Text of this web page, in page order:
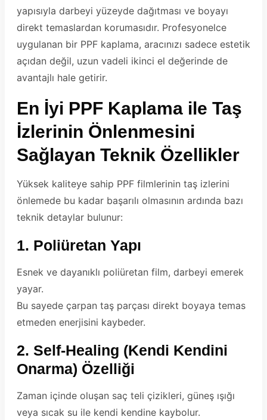
yapısıyla darbeyi yüzeyde dağıtması ve boyayı
direkt temaslardan korumasıdır. Profesyonelce
uygulanan bir PPF kaplama, aracınızı sadece estetik
açıdan değil, uzun vadeli ikinci el değerinde de
avantajlı hale getirir.
En İyi PPF Kaplama ile Taş
İzlerinin Önlenmesini
Sağlayan Teknik Özellikler
Yüksek kaliteye sahip PPF filmlerinin taş izlerini
önlemede bu kadar başarılı olmasının ardında bazı
teknik detaylar bulunur:
1. Poliüretan Yapı
Esnek ve dayanıklı poliüretan film, darbeyi emerek
yayar.
Bu sayede çarpan taş parçası direkt boyaya temas
etmeden enerjisini kaybeder.
2. Self-Healing (Kendi Kendini
Onarma) Özelliği
Zaman içinde oluşan saç teli çizikleri, güneş ışığı
veya sıcak su ile kendi kendine kaybolur.